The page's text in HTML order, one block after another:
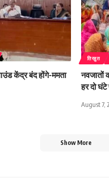
केंद्र बंद होंगे-ममता
तिरहुत
नवजातों
हर दो
August 7,
Show More